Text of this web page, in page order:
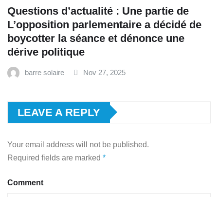
Questions d’actualité : Une partie de
L’opposition parlementaire a décidé de
boycotter la séance et dénonce une
dérive politique
barre solaire Nov 27, 2025
LEAVE A REPLY
Your email address will not be published.
Required fields are marked *
Comment